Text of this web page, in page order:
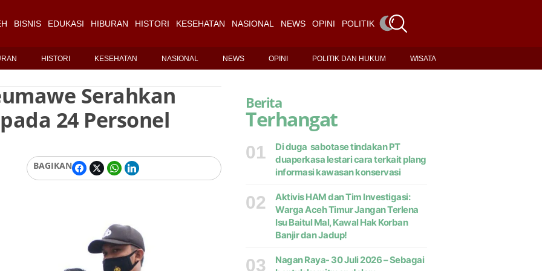
BISNIS EDUKASI HIBURAN HISTORI KESEHATAN NASIONAL NEWS OPINI POLITIK DAN HUKUM
HISTORI KESEHATAN NASIONAL NEWS OPINI POLITIK DAN HUKUM WISATA
Serahkan
24 Personel
BAGIKAN
Berita
Terhangat
01
Di duga sabotase tindakan PT
duaperkasa lestari cara terkait plang
informasi kawasan konservasi
02
Aktivis HAM dan Tim Investigasi:
Warga Aceh Timur Jangan Terlena
Isu Baitul Mal, Kawal Hak Korban
Banjir dan Jadup!
03
Nagan Raya- 30 Juli 2026 – Sebagai